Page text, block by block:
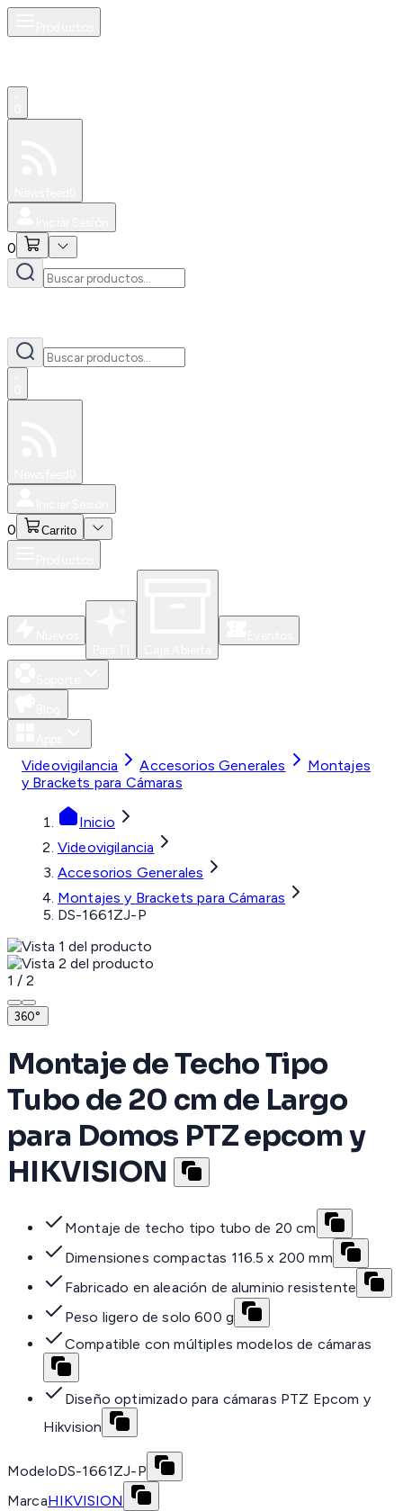
0
0 Carrito
Videovigilancia Accesorios Generales
Montajes
y Brackets para Cámaras
Inicio
Videovigilancia
Accesorios Generales
Montajes y Brackets para Cámaras
DS-1661ZJ-P
1 / 2
360°
Montaje de Techo Tipo
Tubo de 20 cm de Largo
para Domos PTZ epcom y
HIKVISION
Montaje de techo tipo tubo de 20 cm
Dimensiones compactas 116.5 x 200 mm
Fabricado en aleación de aluminio resistente
Peso ligero de solo 600 g
Compatible con múltiples modelos de cámaras
Diseño optimizado para cámaras PTZ Epcom y
Hikvision
ModeloDS-1661ZJ-P
MarcaHIKVISION